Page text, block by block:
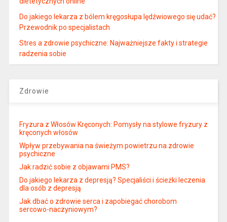
Do jakiego lekarza z bólem kręgosłupa lędźwiowego się udać?
Przewodnik po specjalistach
Stres a zdrowie psychiczne: Najważniejsze fakty i strategie
radzenia sobie
Zdrowie
Fryzura z Włosów Kręconych: Pomysły na stylowe fryzury z
kręconych włosów
Wpływ przebywania na świeżym powietrzu na zdrowie
psychiczne
Jak radzić sobie z objawami PMS?
Do jakiego lekarza z depresją? Specjaliści i ścieżki leczenia
dla osób z depresją
Jak dbać o zdrowie serca i zapobiegać chorobom
sercowo-naczyniowym?